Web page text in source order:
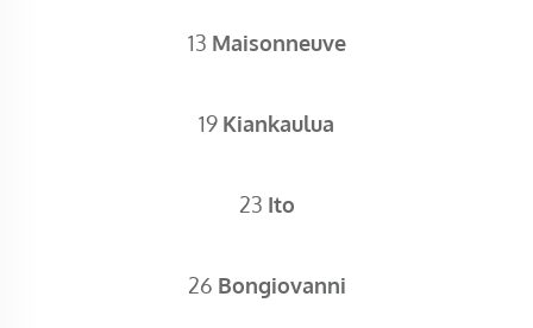
13 Maisonneuve
19 Kiankaulua
23 Ito
26 Bongiovanni